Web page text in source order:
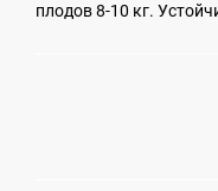
плодов 8-10 кг.